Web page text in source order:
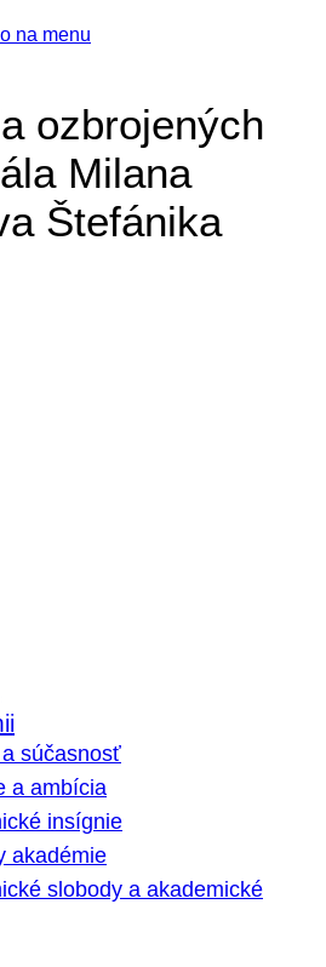
na menu
ozbrojených
Milana
Štefánika
súčasnosť
a ambícia
insígnie
akadémie
slobody a akademické